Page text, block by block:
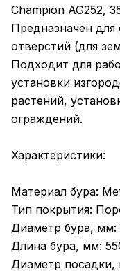
Champion AG252,
Предназначен
отверстий (для
Подходит для
установки
растений,
ограждений.
Характеристики:
Материал бура:
Тип покрытия:
Диаметр бура, мм:
Длина бура, мм:
Диаметр посадки,